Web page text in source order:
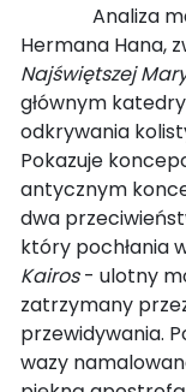
Analiza
Hermana Hana,
Najświętszej
głównym
odkrywania
Pokazuje
antycznym
dwa
który pochłania
Kairos- ulotny
zatrzymany
przewidywania.
wazy